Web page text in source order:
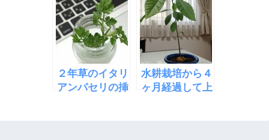
レンジ
２
２年草のイタリ
アンパセリの挿
水耕栽培から４
ヶ月経過して上